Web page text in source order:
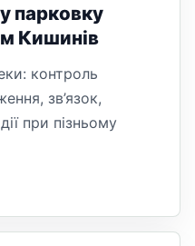
парковку
Кишинів
контроль
зв’язок,
при пізньому